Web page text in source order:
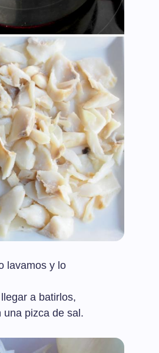
lavamos y lo
a batirlos,
pizca de sal.